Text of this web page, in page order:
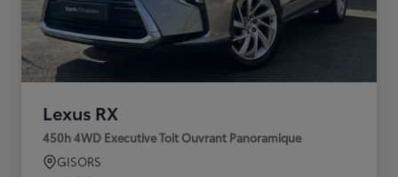
Lexus RX
450h 4WD Executive Toit Ouvrant Panoramique
GISORS